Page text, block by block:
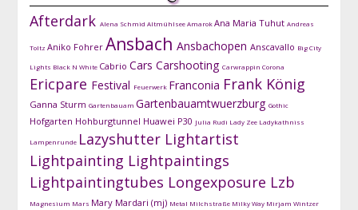
Afterdark Alena Schmid AltmühlseeAmarokAna Maria Tuhut Andreas
Toltz Aniko Fohrer Ansbach Ansbachopen Anscavallo Big City
Lights Black N White Cabrio Cars Carshooting Carwrappin Corona
Ericpare Festival Feuerwerk Franconia Frank König
Ganna Sturm Gartenbauam Gartenbauamtwuerzburg Gothic
Hofgarten Hohburgtunnel Huawei P30 Julia Rudi Lady Zee Ladykathniss
Lampenrunde Lazyshutter Lightartist
Lightpainting Lightpaintings
Lightpaintingtubes Longexposure Lzb
Magnesium Mars Mary Mardari (mj) Metal Milchstraße Milky Way Mirjam Wintzer